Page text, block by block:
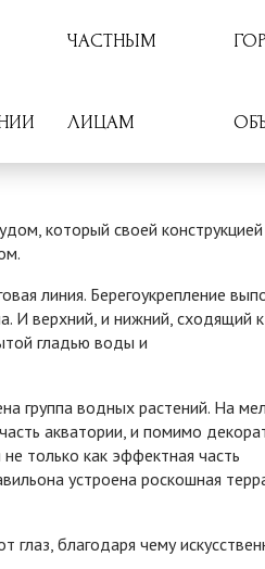
ЧАСТНЫМ
ЛИЦАМ
который своей
линия. Берегоукрепление
И верхний, и нижний, сходящий
гладью воды и
группа водных растений. На
акватории, и помимо
только как эффектная часть
устроена роскошная
благодаря чему